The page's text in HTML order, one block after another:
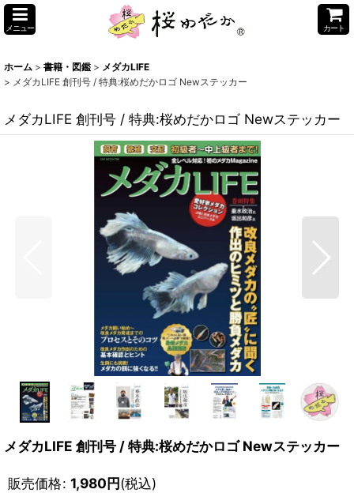
メニュー カート
ホーム > 書籍・図鑑 > メダカLIFE
> メダカLIFE 創刊号 / 特典:桜めだかロゴ Newステッカー
メダカLIFE 創刊号 / 特典:桜めだかロゴ Newステッカー
メダカLIFE 創刊号 / 特典:桜めだかロゴ Newステッカー
販売価格: 1,980円(税込)